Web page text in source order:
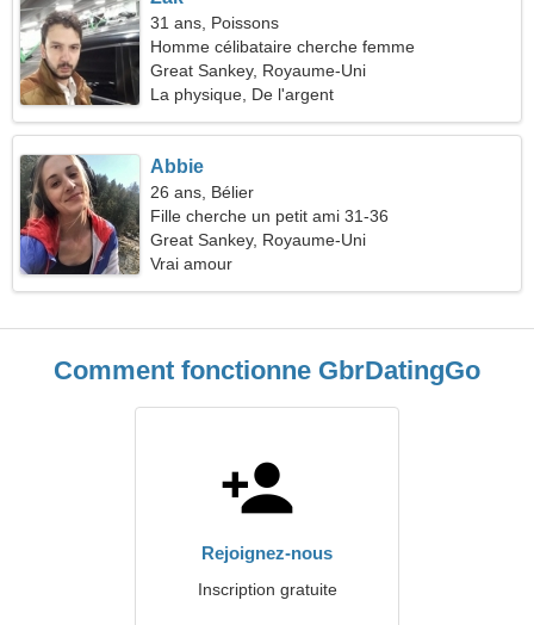
31 ans, Poissons
Homme célibataire cherche femme
Great Sankey, Royaume-Uni
La physique, De l'argent
Abbie
26 ans, Bélier
Fille cherche un petit ami 31-36
Great Sankey, Royaume-Uni
Vrai amour
Comment fonctionne GbrDatingGo
Rejoignez-nous
Inscription gratuite